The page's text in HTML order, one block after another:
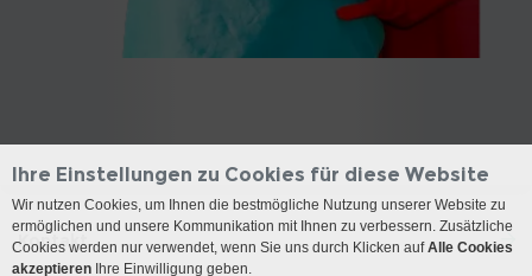
Kontakt
Ihre Einstellungen zu Cookies für diese Website
Wir nutzen Cookies, um Ihnen die bestmögliche Nutzung unserer Website zu
ermöglichen und unsere Kommunikation mit Ihnen zu verbessern. Zusätzliche
Cookies werden nur verwendet, wenn Sie uns durch Klicken aufAlle Cookies
akzeptieren Ihre Einwilligung geben.